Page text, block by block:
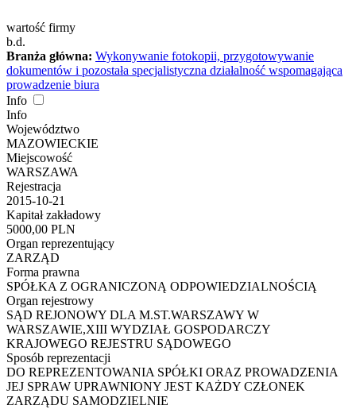
wartość firmy
b.d.
Branża główna: Wykonywanie fotokopii, przygotowywanie
dokumentów i pozostała specjalistyczna działalność wspomagająca
prowadzenie biura
Info
Info
Województwo
MAZOWIECKIE
Miejscowość
WARSZAWA
Rejestracja
2015-10-21
Kapitał zakładowy
5000,00 PLN
Organ reprezentujący
ZARZĄD
Forma prawna
SPÓŁKA Z OGRANICZONĄ ODPOWIEDZIALNOŚCIĄ
Organ rejestrowy
SĄD REJONOWY DLA M.ST.WARSZAWY W
WARSZAWIE,XIII WYDZIAŁ GOSPODARCZY
KRAJOWEGO REJESTRU SĄDOWEGO
Sposób reprezentacji
DO REPREZENTOWANIA SPÓŁKI ORAZ PROWADZENIA
JEJ SPRAW UPRAWNIONY JEST KAŻDY CZŁONEK
ZARZĄDU SAMODZIELNIE